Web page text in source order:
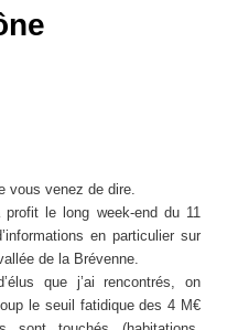
vous venez de dire.
profit le long week-end du 11
en particulier sur
de la Brévenne.
que j’ai rencontrés, on
le seuil fatidique des 4 M€